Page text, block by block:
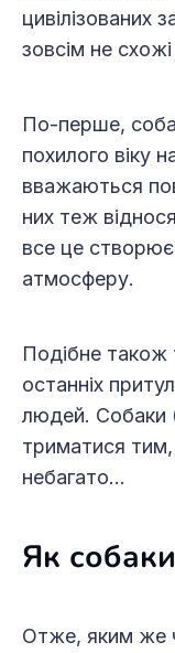
цивілізованих
зовсім не схожі
По-перше,
похилого віку
вважаються
них теж
все це
атмосферу.
Подібне також
останніх
людей. Собаки
триматися
небагато…
Як
Отже, яким же